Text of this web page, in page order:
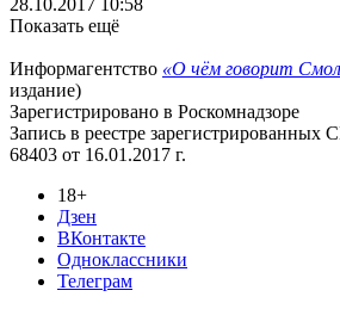
Показать ещё
Информагентство «О чём говорит
издание)
Зарегистрировано в Роскомнадзоре
Запись в реестре
68403 от 16.01.2017 г.
18+
Дзен
ВКонтакте
Одноклассники
Телеграм